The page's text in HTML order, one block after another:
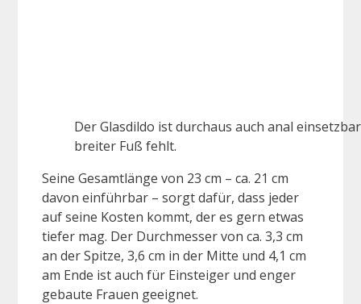
Der Glasdildo ist durchaus auch anal
breiter Fuß fehlt.
Seine Gesamtlänge von 23 cm – ca. 21 cm
davon einführbar – sorgt dafür, dass jeder
auf seine Kosten kommt, der es gern etwas
tiefer mag. Der Durchmesser von ca. 3,3 cm
an der Spitze, 3,6 cm in der Mitte und 4,1 cm
am Ende ist auch für Einsteiger und enger
gebaute Frauen geeignet.